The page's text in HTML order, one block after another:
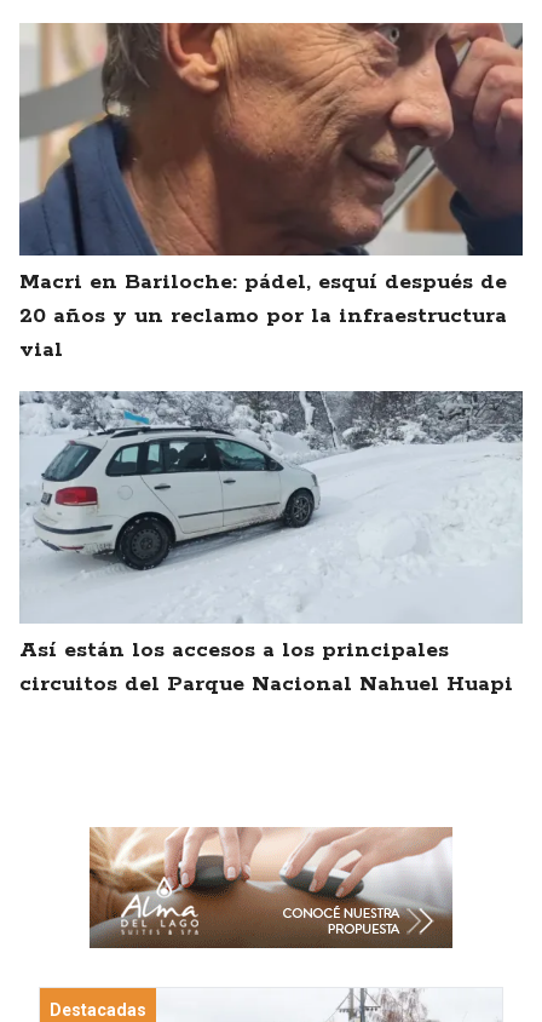
Macri en Bariloche: pádel, esquí después de
20 años y un reclamo por la infraestructura
vial
Así están los accesos a los principales
circuitos del Parque Nacional Nahuel Huapi
Destacadas